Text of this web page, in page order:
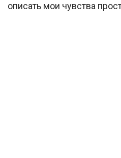
описать мои чувства